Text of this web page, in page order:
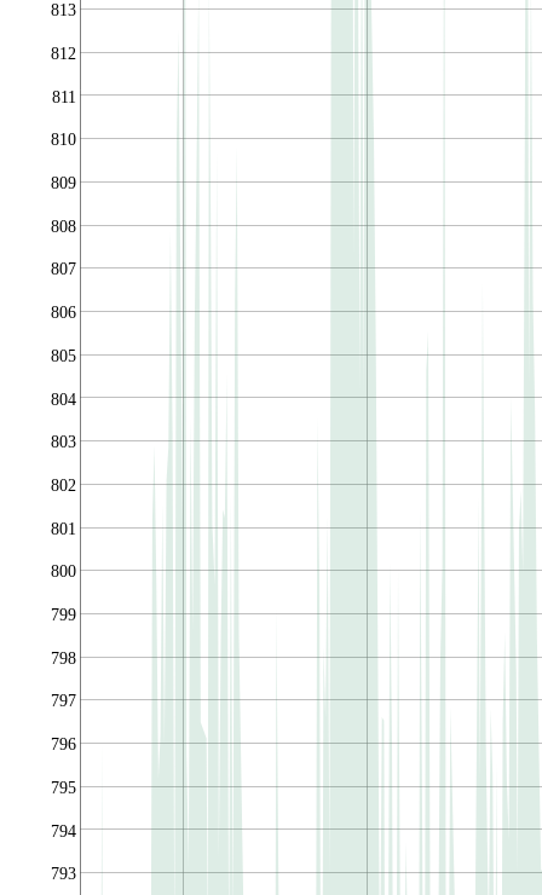
793
794
795
796
797
798
799
800
801
802
803
804
805
806
807
808
809
810
811
812
813